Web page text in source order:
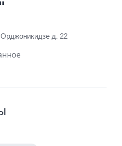
Орджоникидзе д. 22